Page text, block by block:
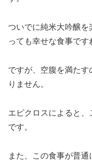
ついでに純米大吟醸を
っても幸せな食事です
ですが、空腹を満た
りません。
エピクロスによると、
です。
また、この食事が普